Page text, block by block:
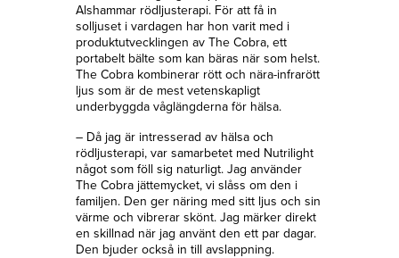
Alshammar rödljusterapi. För att få in
solljuset i vardagen har hon varit med i
produktutvecklingen av The Cobra, ett
portabelt bälte som kan bäras när som helst.
The Cobra kombinerar rött och nära-infrarött
ljus som är de mest vetenskapligt
underbyggda våglängderna för hälsa.
– Då jag är intresserad av hälsa och
rödljusterapi, var samarbetet med Nutrilight
något som föll sig naturligt. Jag använder
The Cobra jättemycket, vi slåss om den i
familjen. Den ger näring med sitt ljus och sin
värme och vibrerar skönt. Jag märker direkt
en skillnad när jag använt den ett par dagar.
Den bjuder också in till avslappning.